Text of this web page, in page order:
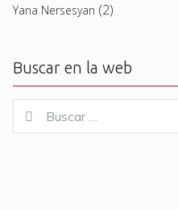
Yana Nersesyan (2)
Buscar en la web
for:
Buscar